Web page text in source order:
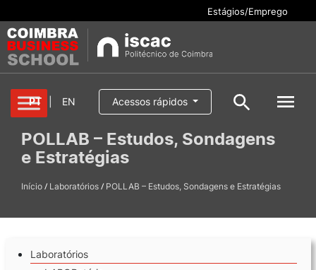
Cursos
Aluno/a
Serviços
Estágios/Emprego
PT EN Acessos rápidos
Pesquisar
Oferta formativa
POLLAB – Estudos, Sondagens
e Estratégias
Início / Laboratórios / POLLAB – Estudos, Sondagens e Estratégias
Laboratórios